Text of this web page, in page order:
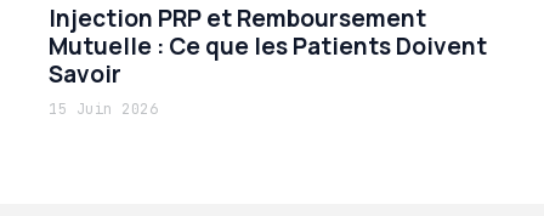
Injection PRP et Remboursement
Mutuelle : Ce que les Patients Doivent
Savoir
15 Juin 2026